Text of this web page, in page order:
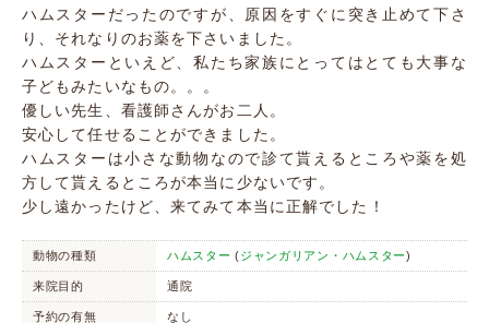
ハムスターだったのですが、原因をすぐに突き止めて下さ
り、それなりのお薬を下さいました。
ハムスターといえど、私たち家族にとってはとても大事な
子どもみたいなもの。。。
優しい先生、看護師さんがお二人。
安心して任せることができました。
ハムスターは小さな動物なので診て貰えるところや薬を処
方して貰えるところが本当に少ないです。
少し遠かったけど、来てみて本当に正解でした！
動物の種類 ハムスター (ジャンガリアン・ハムスター)
来院目的 通院
予約の有無 なし